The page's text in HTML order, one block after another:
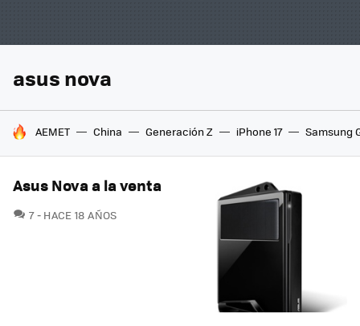
asus nova
HOY SE HABLA DE
AEMET China Generación Z iPhone 17 Samsung
Asus Nova a la venta
7COMENTARIOS
HACE 18 AÑOS